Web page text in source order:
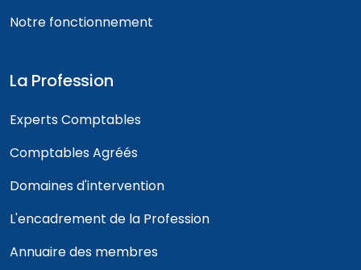
Notre fonctionnement
La Profession
Experts Comptables
Comptables Agréés
Domaines d'intervention
L'encadrement de la Profession
Annuaire des membres